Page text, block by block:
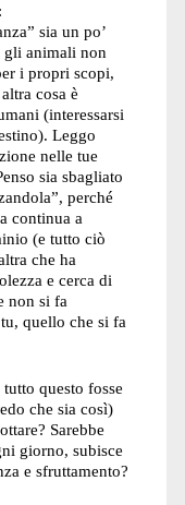
sia un po’
gli animali non
i propri scopi,
cosa è
(interessarsi
Leggo
nelle tue
sia sbagliato
perché
continua a
(e tutto ciò
che ha
e cerca di
non si fa
quello che si fa
questo fosse
che sia così)
Sarebbe
giorno, subisce
e sfruttamento?